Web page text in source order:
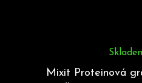
Mixit Proteinová